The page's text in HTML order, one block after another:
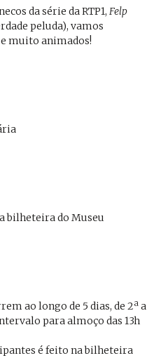
da série da RTP1, Felp
peluda), vamos
muito animados!
bilheteira do Museu
ao longo de 5 dias, de 2ª a
para almoço das 13h
é feito na bilheteira